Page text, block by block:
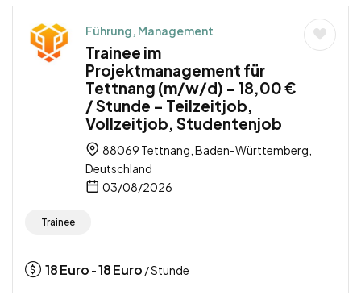
Führung, Management
Trainee im
Projektmanagement für
Tettnang (m/w/d) – 18,00 €
/ Stunde – Teilzeitjob,
Vollzeitjob, Studentenjob
88069 Tettnang, Baden-Württemberg,
Deutschland
03/08/2026
Trainee
18Euro -18Euro / Stunde